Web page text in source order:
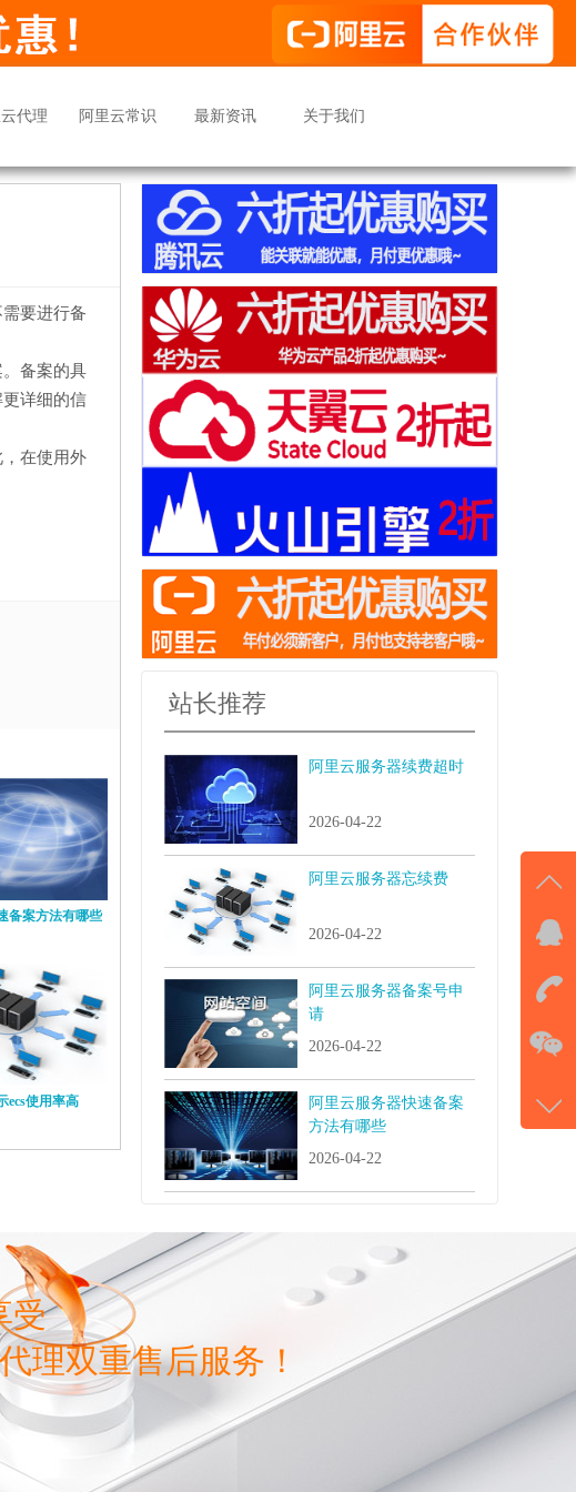
代理 阿里云常识 最新资讯 关于我们
要进行备
备案的具
详细的信
在使用外
备案方法有哪些
ecs使用率高
站长推荐
阿里云服务器续费超时
2026-04-22
阿里云服务器忘续费
2026-04-22
阿里云服务器备案号申
请
2026-04-22
阿里云服务器快速备案
方法有哪些
2026-04-22
受
理双重售后服务！
QQ
击
177-